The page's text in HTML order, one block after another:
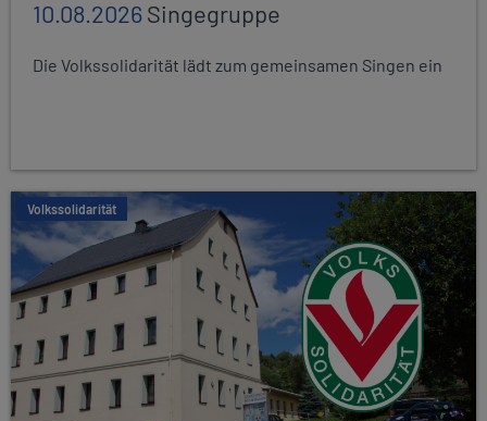
10.08.2026Singegruppe
Die Volkssolidarität lädt zum gemeinsamen Singen ein
Volkssolidarität